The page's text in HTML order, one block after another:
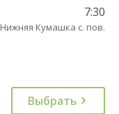
7:30
Нижняя Кумашка с. пов.
Выбрать